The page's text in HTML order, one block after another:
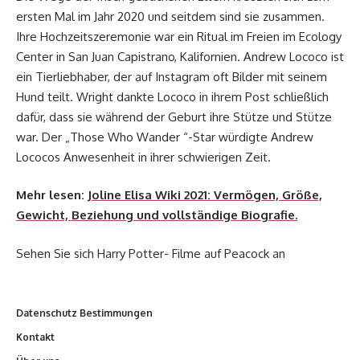
ersten Mal im Jahr 2020 und seitdem sind sie zusammen.
Ihre Hochzeitszeremonie war ein Ritual im Freien im Ecology
Center in San Juan Capistrano, Kalifornien. Andrew Lococo ist
ein Tierliebhaber, der auf Instagram oft Bilder mit seinem
Hund teilt. Wright dankte Lococo in ihrem Post schließlich
dafür, dass sie während der Geburt ihre Stütze und Stütze
war. Der „Those Who Wander “-Star würdigte Andrew
Lococos Anwesenheit in ihrer schwierigen Zeit.
Mehr lesen: Joline Elisa Wiki 2021: Vermögen, Größe,
Gewicht, Beziehung und vollständige Biografie.
Sehen Sie sich Harry Potter- Filme auf Peacock an
Datenschutz Bestimmungen
Kontakt